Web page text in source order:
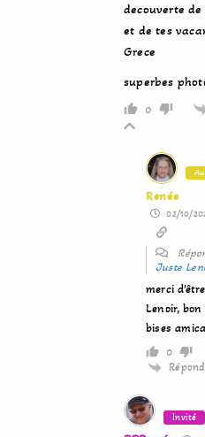
decouverte de
et de tes
Grece
superbes
0
Renée
02/10/
Juste
merci
Lenoir,
bises
0
Invité